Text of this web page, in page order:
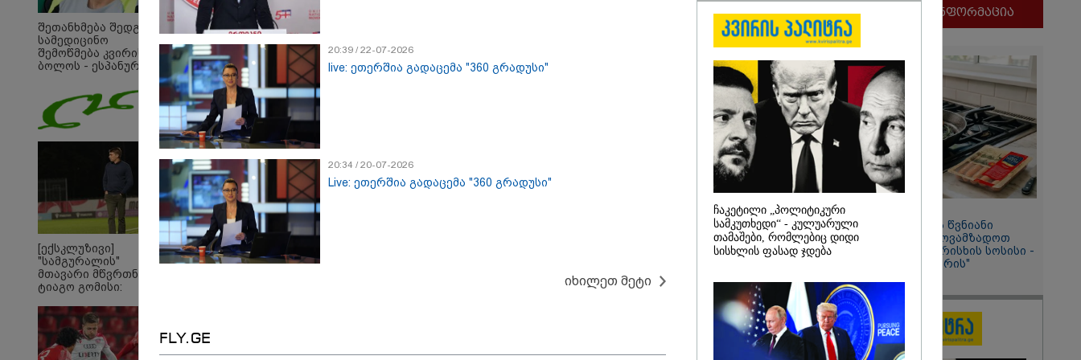
ვაშინგტონს რაკეტების
დეფიციტი აქვს? - მედიის
ცნობით, დონალდ ტრამპი
დაუპირისპირდა:
14:08 / 05-08-2026
ლაიფციგის აეროპორტში
მნიშვნელოვანი ინფორმაცია
11:58 / 03-08-2026
ოქროსფერი კანი და წვნიანი
შიგთავსი: როგორ მოვამზადოთ
სწორად პრემიუმ ხარისხის სოსისი -
რჩევები "შეფმაისტერის"
შეთანხმება შედგა,
სამედიცინო
შემოწმება კვირის
ბოლოს - ესპანურმა
ქოჩორაშვილის
ახალი გუნდი
დაასახელა
[ექსკლუზივი]
"სამგურალის"
მთავარი მწვრთნელი
ტიაგო გომისი:
ტალანტების
ქვეყანაა"!
20:39 / 22-07-2026
live: ეთერშია გადაცემა "360 გრადუსი"
20:34 / 20-07-2026
Live: ეთერშია გადაცემა "360 გრადუსი"
იხილეთ მეტი
FLY.GE
ჩაკეტილი „პოლიტიკური
სამკუთხედი“ - კულუარული
თამაშები, რომლებიც დიდი
სისხლის ფასად ჯდება